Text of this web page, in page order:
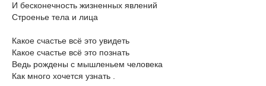
И бесконечность жизненных явлений
Строенье тела и лица
Какое счастье всё это увидеть
Какое счастье всё это познать
Ведь рождены с мышленьем человека
Как много хочется узнать .